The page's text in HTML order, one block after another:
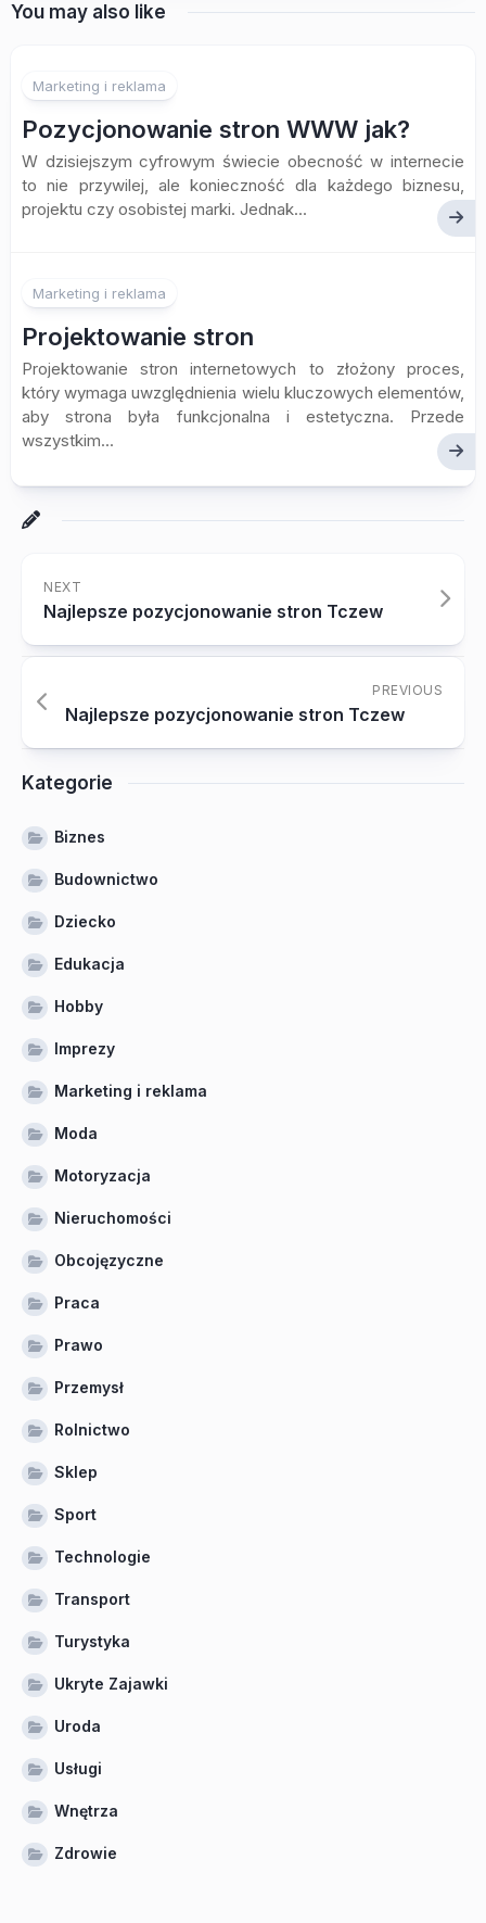
You may also like
Marketing i reklama
Pozycjonowanie stron WWW jak?
W dzisiejszym cyfrowym świecie obecność w internecie
to nie przywilej, ale konieczność dla każdego biznesu,
projektu czy osobistej marki. Jednak...
Marketing i reklama
Projektowanie stron
Projektowanie stron internetowych to złożony proces,
który wymaga uwzględnienia wielu kluczowych elementów,
aby strona była funkcjonalna i estetyczna. Przede
wszystkim...
NEXT
Najlepsze pozycjonowanie stron Tczew
PREVIOUS
Najlepsze pozycjonowanie stron Tczew
Kategorie
Biznes
Budownictwo
Dziecko
Edukacja
Hobby
Imprezy
Marketing i reklama
Moda
Motoryzacja
Nieruchomości
Obcojęzyczne
Praca
Prawo
Przemysł
Rolnictwo
Sklep
Sport
Technologie
Transport
Turystyka
Ukryte Zajawki
Uroda
Usługi
Wnętrza
Zdrowie